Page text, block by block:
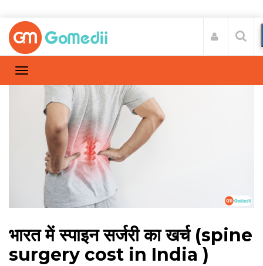
भारत में स्पाइन सर्जरी का खर्च (spine
surgery cost in India )